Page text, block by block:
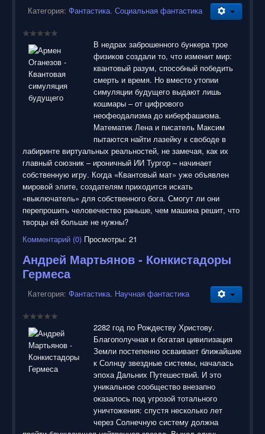
Категория: Фантастика. Социальная фантастика
В недрах заброшенного бункера трое
физиков создали то, что изменит мир:
квантовый разум, способный победить
смерть и время. Но вместо утопии
симуляции будущего выдают лишь
кошмары – от цифрового
неофеодализма до киберфашизма.
Математик Лена и писатель Максим
пытаются найти лазейку к свободе в
лабиринте виртуальных реальностей, не замечая, как их
главный союзник – ироничный ИИ Тургор – начинает
собственную игру. Когда «Квантовый мат» уже объявлен
мировой элите, создателям приходится искать
«выключатель» для собственного бога. Смогут ли они
перепрошить человечество раньше, чем машина решит, что
творцы ей больше не нужны?
Комментарий (0) Просмотры: 21
Андрей Мартьянов - Конкистадоры
Гермеса
Категория: Фантастика. Научная фантастика
2282 год по Рождеству Христову.
Благополучная и богатая цивилизация
Земли постепенно осваивает ближайшие
к Солнцу звездные системы, началась
эпоха Дальних Путешествий. И это
уникальное сообщество внезапно
оказалось под угрозой тотального
уничтожения: спустя несколько лет
через Солнечную систему должна